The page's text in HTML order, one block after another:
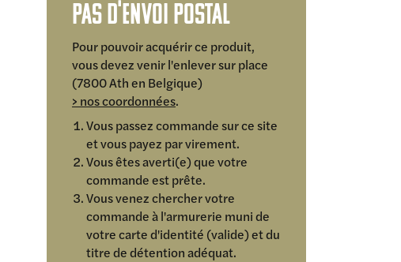
Pas d'envoi postal
Pour pouvoir acquérir ce produit,
vous devez venir l'enlever sur place
(7800 Ath en Belgique)
> nos coordonnées.
Vous passez commande sur ce site
et vous payez par virement.
Vous êtes averti(e) que votre
commande est prête.
Vous venez chercher votre
commande à l'armurerie muni de
votre carte d'identité (valide) et du
titre de détention adéquat.